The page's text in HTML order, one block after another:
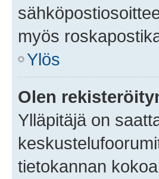
myös
Ylös
Olen
Ylläpitäjä on
tietokannan